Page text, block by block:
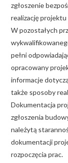
zgłoszenie
realizację projektu
W pozostałych
pełni
opracowany
informacje
także sposoby
Dokumentacja
zgłoszenia
należytą
dokumentacji
rozpoczęcia prac.